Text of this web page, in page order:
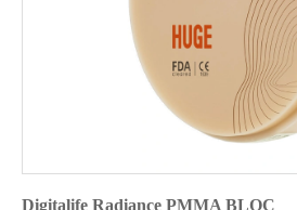
Digitalife Radiance PMMA BLOC